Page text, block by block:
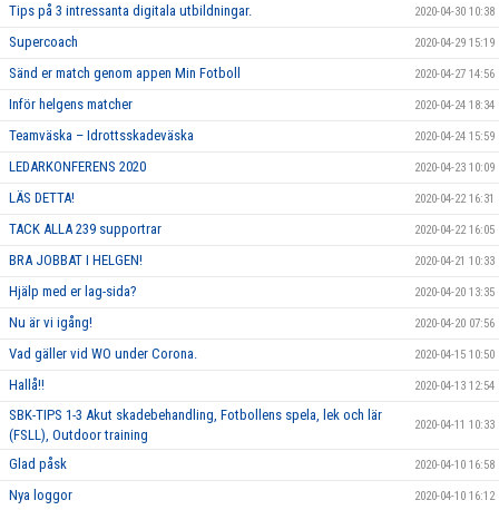
Tips på 3 intressanta digitala utbildningar. 2020-04-30 10:38
Supercoach 2020-04-29 15:19
Sänd er match genom appen Min Fotboll 2020-04-27 14:56
Inför helgens matcher 2020-04-24 18:34
Teamväska – Idrottsskadeväska 2020-04-24 15:59
LEDARKONFERENS 2020 2020-04-23 10:09
LÄS DETTA! 2020-04-22 16:31
TACK ALLA 239 supportrar 2020-04-22 16:05
BRA JOBBAT I HELGEN! 2020-04-21 10:33
Hjälp med er lag-sida? 2020-04-20 13:35
Nu är vi igång! 2020-04-20 07:56
Vad gäller vid WO under Corona. 2020-04-15 10:50
Hallå!! 2020-04-13 12:54
SBK-TIPS 1-3 Akut skadebehandling, Fotbollens spela, lek och lär
(FSLL), Outdoor training
2020-04-11 10:33
Glad påsk 2020-04-10 16:58
Nya loggor 2020-04-10 16:12